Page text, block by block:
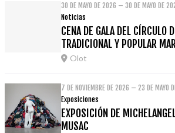
30 DE MAYO DE 2026 – 30 DE MAYO DE
Noticias
CENA DE GALA DEL CÍRCULO
TRADICIONAL Y POPULAR
Olot
7 DE NOVIEMBRE DE 2026 – 23 DE MAYO
Exposiciones
EXPOSICIÓN DE
MUSAC